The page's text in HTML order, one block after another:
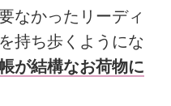
なかったリーディ
持ち歩くようにな
が結構なお荷物に